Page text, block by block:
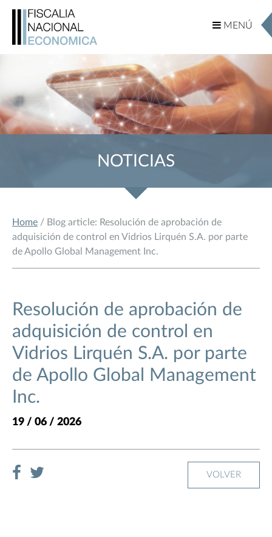
MENÚ
MENÚ
NOTICIAS
Home / Blog article: Resolución de aprobación de
adquisición de control en Vidrios Lirquén S.A. por parte
de Apollo Global Management Inc.
Resolución de aprobación de
adquisición de control en
Vidrios Lirquén S.A. por parte
de Apollo Global Management
Inc.
19 / 06 / 2026
VOLVER